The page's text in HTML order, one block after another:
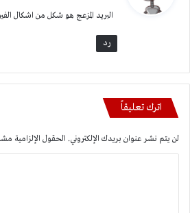
ل
البريد المزعج هو شكل من اشكال
رد
اترك تعليقاً
لن يتم نشر عنوان بريدك الإلكتروني. الحقول الإلزامية